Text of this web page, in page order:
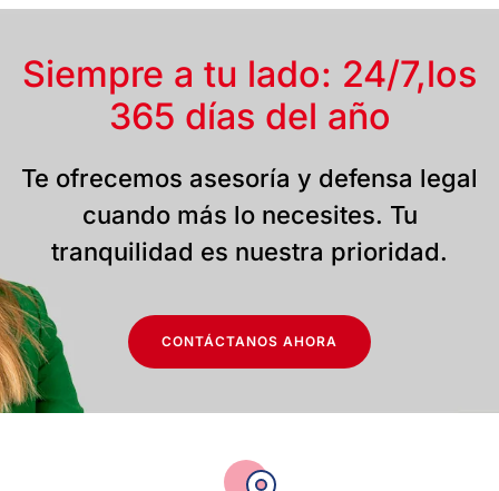
Siempre a tu lado: 24/7,los
365 días del año
Te ofrecemos asesoría y defensa legal
cuando más lo necesites. Tu
tranquilidad es nuestra prioridad.
CONTÁCTANOS AHORA